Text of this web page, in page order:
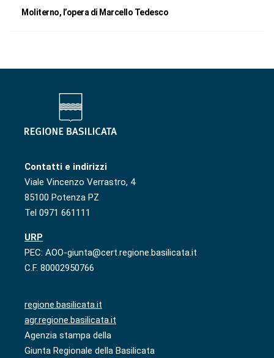
Moliterno, l’opera di Marcello Tedesco
Contatti e indirizzi
Viale Vincenzo Verrastro, 4
85100 Potenza PZ
Tel 0971 661111
URP
PEC: AOO-giunta@cert.regione.basilicata.it
C.F. 80002950766
regione.basilicata.it
agr.regione.basilicata.it
Agenzia stampa della
Giunta Regionale della Basilicata